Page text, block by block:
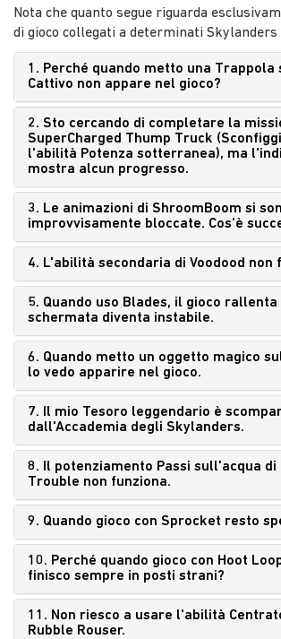
Nota che quanto segue riguarda
di gioco collegati a determinati Skylanders
1. Perché quando metto una Trappola
Cattivo non appare nel gioco?
2. Sto cercando di completare la
SuperCharged Thump Truck
l'abilità Potenza sotterranea), ma
mostra alcun progresso.
3. Le animazioni di ShroomBoom si
improvvisamente bloccate. Cos'è
4. L'abilità secondaria di Voodood non
5. Quando uso Blades, il gioco rallenta
schermata diventa instabile.
6. Quando metto un oggetto magico
lo vedo apparire nel gioco.
7. Il mio Tesoro leggendario è
dall'Accademia degli Skylanders.
8. Il potenziamento Passi sull'acqua di
Trouble non funziona.
9. Quando gioco con Sprocket resto
10. Perché quando gioco con Hoot
finisco sempre in posti strani?
11. Non riesco a usare l'abilità
Rubble Rouser.